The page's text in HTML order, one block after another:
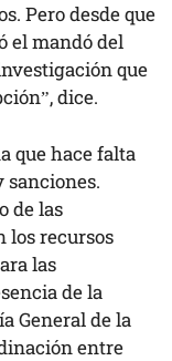
Pero desde que
el mandó del
que
dice.
que hace falta
de las
los recursos
las
de la
General de la
entre